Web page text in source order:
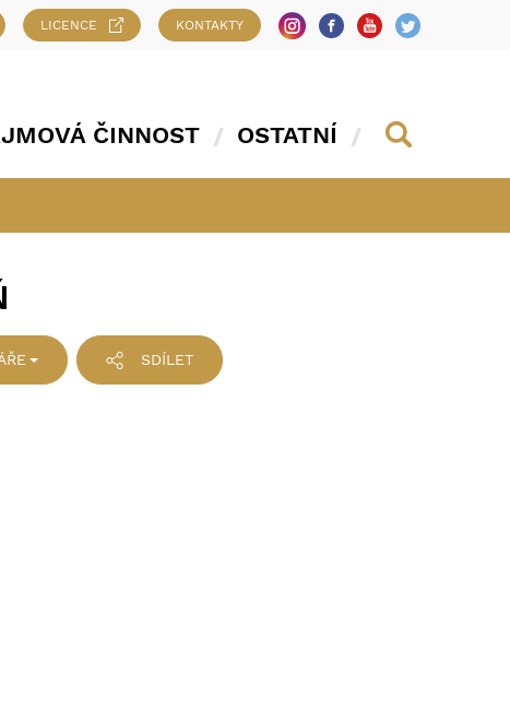
LICENCE KONTAKTY
ČINNOST OSTATNÍ
SDÍLET